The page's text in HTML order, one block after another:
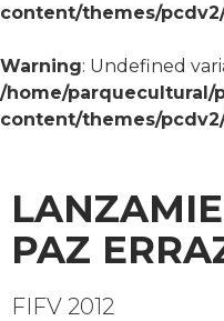
content/themes/
Warning: Undefined
/home/
content/themes/
PAZ
FIFV 2012